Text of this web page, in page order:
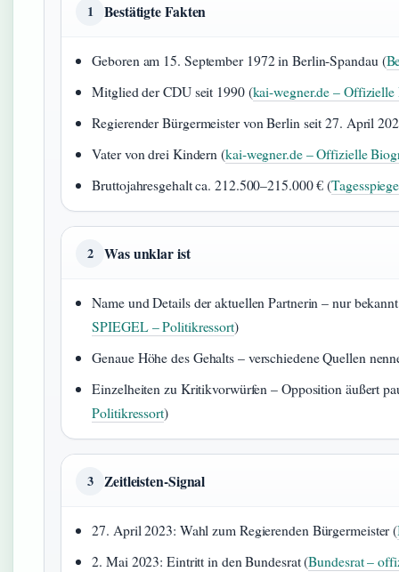
1 Bestätigte Fakten
Geboren am 15. September 1972 in Berlin-Spandau (
Mitglied der CDU seit 1990 (kai-wegner.de –
Regierender Bürgermeister von Berlin seit 27. April
Vater von drei Kindern (kai-wegner.de – Offizielle
Bruttojahresgehalt ca. 212.500–215.000 € (
2 Was unklar ist
Name und Details der aktuellen Partnerin – nur
SPIEGEL – Politikressort)
Genaue Höhe des Gehalts – verschiedene Quellen
Einzelheiten zu Kritikvorwürfen – Opposition äußert
Politikressort)
3 Zeitleisten-Signal
27. April 2023: Wahl zum Regierenden Bürgermeister (
2. Mai 2023: Eintritt in den Bundesrat (Bundesrat –